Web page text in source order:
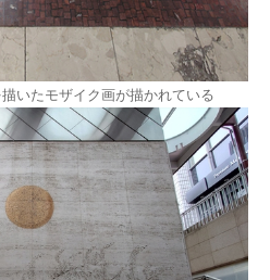
いたモザイク画が描かれている